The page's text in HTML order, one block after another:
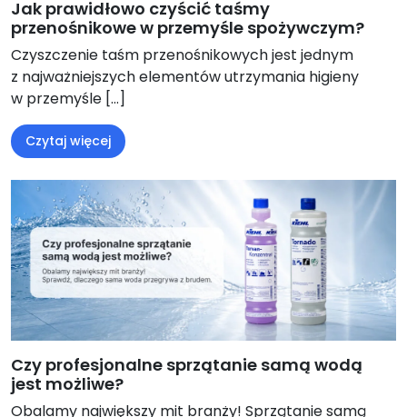
Jak prawidłowo czyścić taśmy
przenośnikowe w przemyśle spożywczym?
Czyszczenie taśm przenośnikowych jest jednym
z najważniejszych elementów utrzymania higieny
w przemyśle […]
Czytaj więcej
Czy profesjonalne sprzątanie samą wodą
jest możliwe?
Obalamy największy mit branży! Sprzątanie samą